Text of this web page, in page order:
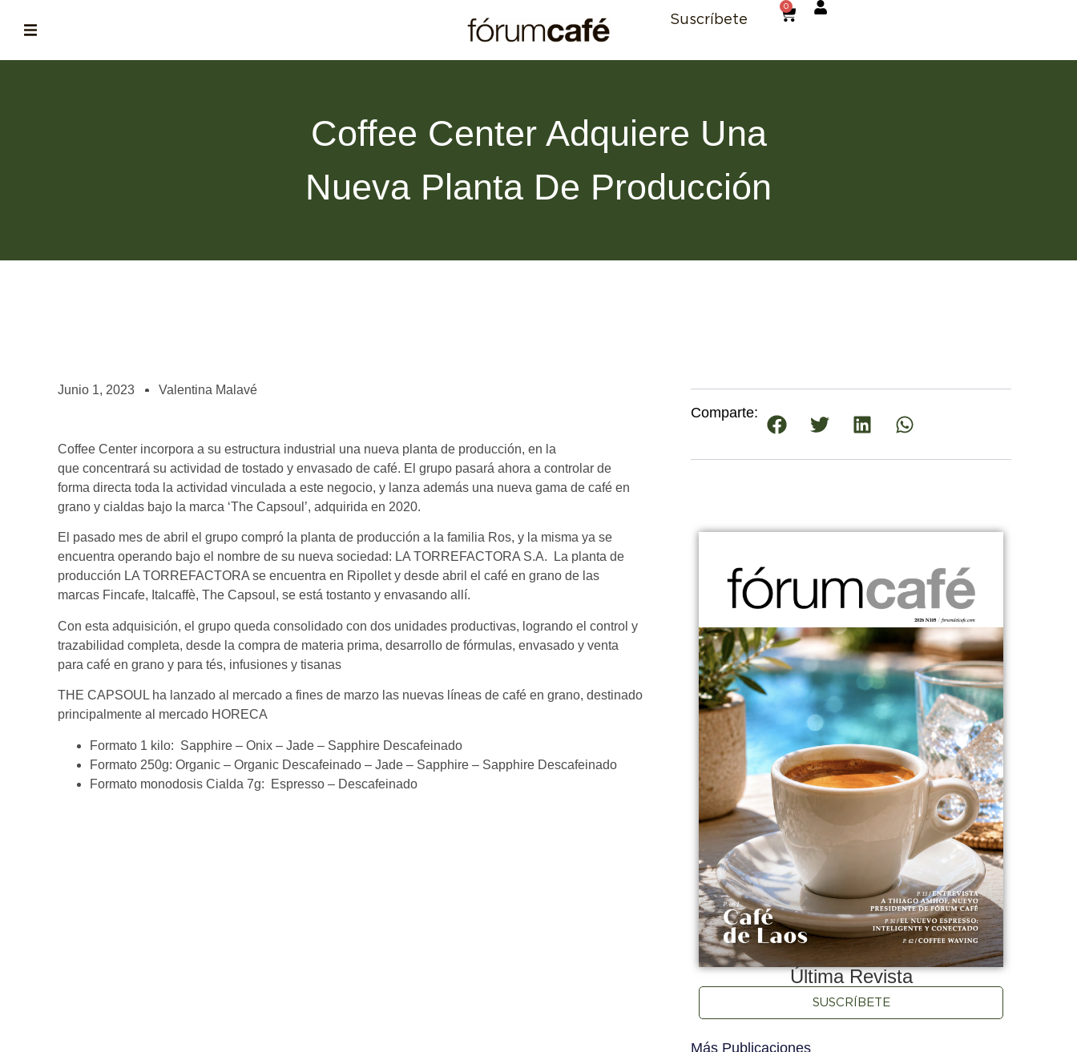
¡te imaginas vivir de tu pasión por el café?
Suscríbete
0
Coffee Center Adquiere Una
Nueva Planta De Producción
Junio 1, 2023 Valentina Malavé
Coffee Center incorpora a su estructura industrial una nueva planta de producción, en la
que concentrará su actividad de tostado y envasado de café. El grupo pasará ahora a controlar de
forma directa toda la actividad vinculada a este negocio, y lanza además una nueva gama de café en
grano y cialdas bajo la marca ‘The Capsoul’, adquirida en 2020.
El pasado mes de abril el grupo compró la planta de producción a la familia Ros, y la misma ya se
encuentra operando bajo el nombre de su nueva sociedad: LA TORREFACTORA S.A. La planta de
producción LA TORREFACTORA se encuentra en Ripollet y desde abril el café en grano de las
marcas Fincafe, Italcaffè, The Capsoul, se está tostanto y envasando allí.
Con esta adquisición, el grupo queda consolidado con dos unidades productivas, logrando el control y
trazabilidad completa, desde la compra de materia prima, desarrollo de fórmulas, envasado y venta
para café en grano y para tés, infusiones y tisanas
THE CAPSOUL ha lanzado al mercado a fines de marzo las nuevas líneas de café en grano, destinado
principalmente al mercado HORECA
Formato 1 kilo: Sapphire – Onix – Jade – Sapphire Descafeinado
Formato 250g: Organic – Organic Descafeinado – Jade – Sapphire – Sapphire Descafeinado
Formato monodosis Cialda 7g: Espresso – Descafeinado
Comparte:
Última Revista
SUSCRÍBETE
Más Publicaciones